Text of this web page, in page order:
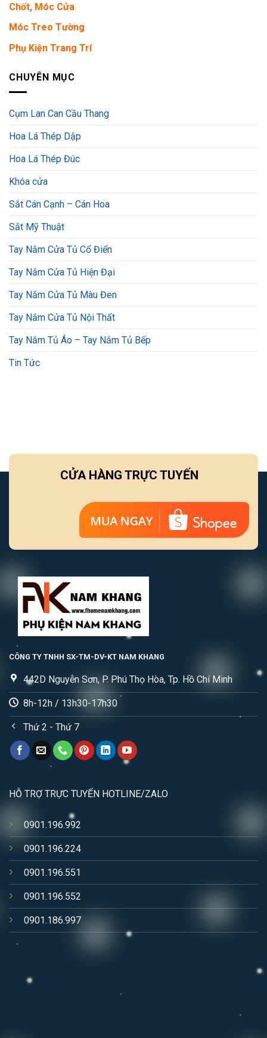
Chốt, Móc Cửa
Móc Treo Tường
Phụ Kiện Trang Trí
CHUYÊN MỤC
Cụm Lan Can Cầu Thang
Hoa Lá Thép Dập
Hoa Lá Thép Đúc
Khóa cửa
Sắt Cán Cạnh – Cán Hoa
Sắt Mỹ Thuật
Tay Nắm Cửa Tủ Cổ Điển
Tay Nắm Cửa Tủ Hiện Đại
Tay Nắm Cửa Tủ Màu Đen
Tay Nắm Cửa Tủ Nội Thất
Tay Nắm Tủ Áo – Tay Nắm Tủ Bếp
Tin Tức
CỬA HÀNG TRỰC TUYẾN
CÔNG TY TNHH SX-TM-DV-KT NAM KHANG
442D Nguyễn Sơn, P. Phú Thọ Hòa, Tp. Hồ Chí Minh
8h-12h / 13h30-17h30
Thứ 2 - Thứ 7
HỖ TRỢ TRỰC TUYẾN HOTLINE/ZALO
0901.196.992
0901.196.224
0901.196.551
0901.196.552
0901.186.997